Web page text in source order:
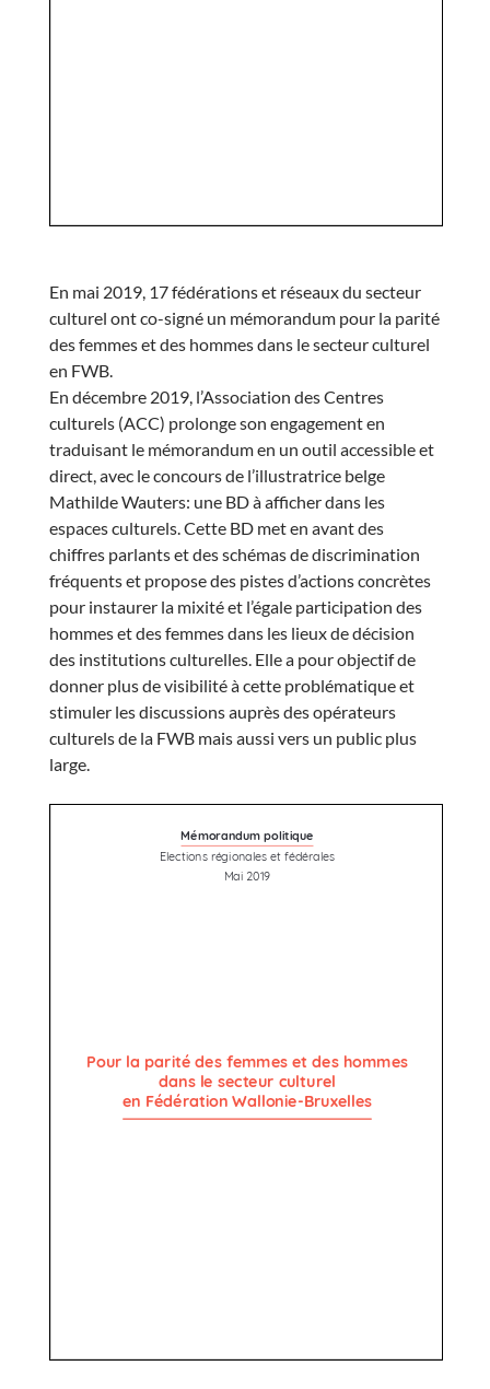
En mai 2019, 17 fédérations et réseaux du secteur
culturel ont co-signé un mémorandum pour la parité
des femmes et des hommes dans le secteur culturel
en FWB.
En décembre 2019, l’Association des Centres
culturels (ACC) prolonge son engagement en
traduisant le mémorandum en un outil accessible et
direct, avec le concours de l’illustratrice belge
Mathilde Wauters: une BD à afficher dans les
espaces culturels. Cette BD met en avant des
chiffres parlants et des schémas de discrimination
fréquents et propose des pistes d’actions concrètes
pour instaurer la mixité et l’égale participation des
hommes et des femmes dans les lieux de décision
des institutions culturelles. Elle a pour objectif de
donner plus de visibilité à cette problématique et
stimuler les discussionsauprès des opérateurs
culturels de la FWB mais aussi vers un public plus
large.